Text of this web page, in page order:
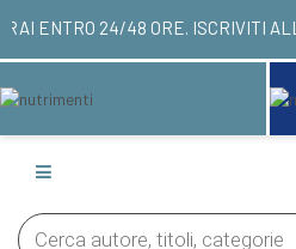
RICEVERAI ENTRO 24/
Products
search